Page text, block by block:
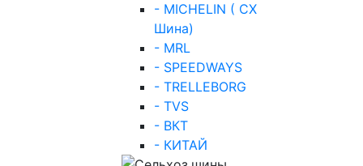
- MICHELIN ( СХ
Шина)
- MRL
- SPEEDWAYS
- TRELLEBORG
- TVS
- ВКТ
- КИТАЙ